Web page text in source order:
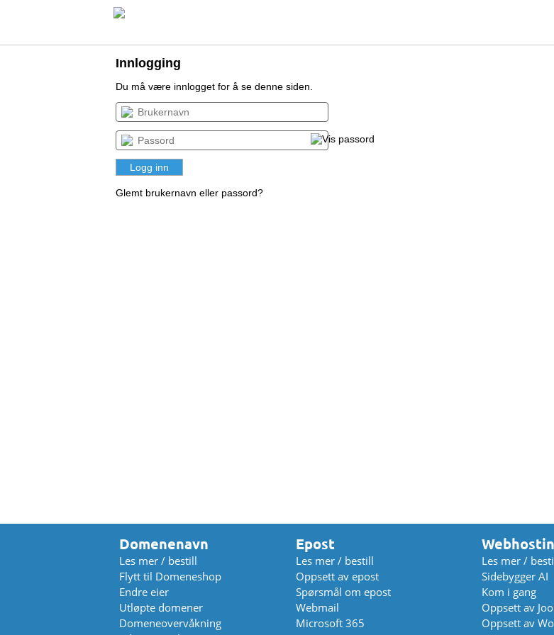
Innlogging
Du må være innlogget for å se denne siden.
Glemt brukernavn eller passord?
Domenenavn
Les mer / bestill
Flytt til Domeneshop
Endre eier
Utløpte domener
Domeneovervåkning
Epost
Les mer / bestill
Oppsett av epost
Spørsmål om epost
Webmail
Microsoft 365
Les mer /
Sidebygger AI
Kom i gang
Oppsett av
Oppsett av